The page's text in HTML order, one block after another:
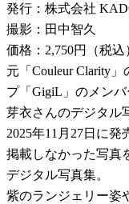
発行：株式会社
撮影：田中智久
価格：2,750円（税込
元「Couleur Clarity
プ「GigiL」のメン
芽衣さんのデジタル
2025年11月27日に発
掲載しなかった写真
デジタル写真集。
紫のランジェリー姿